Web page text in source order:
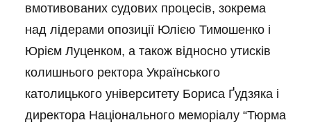
вмотивованих судових процесів, зокрема
над лідерами опозиції Юлією Тимошенко і
Юрієм Луценком, а також відносно утисків
колишнього ректора Українського
католицького університету Бориса Ґудзяка і
директора Національного меморіалу “Тюрма